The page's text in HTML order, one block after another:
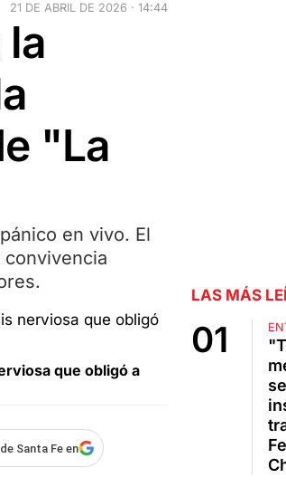
21 DE ABRIL DE 2026 · 14:44
"La
en vivo. El
que obligó a
Santa Fe en
LAS MÁS